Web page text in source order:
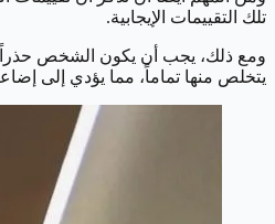
تلك التقييمات الإيجابية.
ومع ذلك، يجب أن يكون الشخص حذراً
يتخلص منها تماماً، مما يؤدي إلى